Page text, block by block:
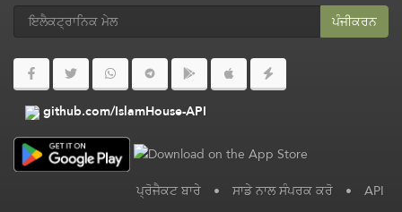
ਪੰਜੀਕਰਨ
github.com/IslamHouse-API
ਪ੍ਰੋਜੈਕਟ ਬਾਰੇ • ਸਾਡੇ ਨਾਲ ਸੰਪਰਕ ਕਰੋ • API